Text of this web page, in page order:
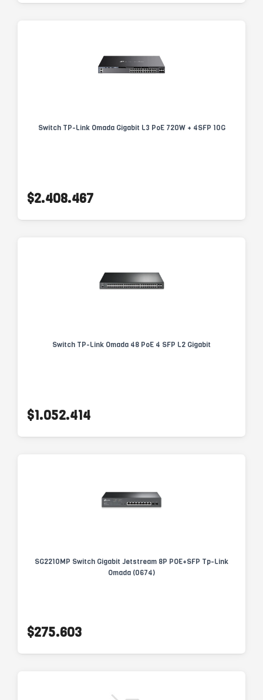
Switch TP-Link Omada Gigabit L3 PoE 720W + 4SFP 10G
$2.408.467
Switch TP-Link Omada 48 PoE 4 SFP L2 Gigabit
$1.052.414
SG2210MP Switch Gigabit Jetstream 8P POE+SFP Tp-Link
Omada (0674)
$275.603